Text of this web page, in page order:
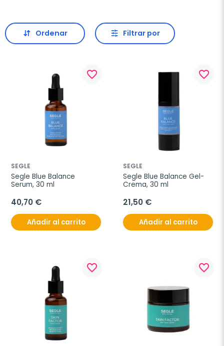
Ordenar Filtrar por
favorite_border
SEGLE
Segle Blue Balance
Serum, 30 ml
40,70 €
Añadir al carrito
favorite_border
SEGLE
Segle Blue Balance Gel-
Crema, 30 ml
21,50 €
Añadir al carrito
favorite_border favorite_border